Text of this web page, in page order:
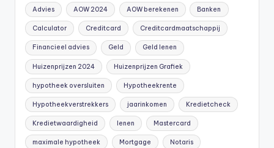
Advies AOW 2024 AOW berekenen Banken
Calculator Creditcard Creditcardmaatschappij
Financieel advies Geld Geld lenen
Huizenprijzen 2024 Huizenprijzen Grafiek
hypotheek oversluiten Hypotheekrente
Hypotheekverstrekkers jaarinkomen Kredietcheck
Kredietwaardigheid lenen Mastercard
maximale hypotheek Mortgage Notaris